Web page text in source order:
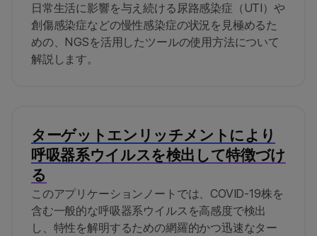
日常生活に影響を与え続ける尿路感染症（UTI）や
創傷感染症などの慢性感染症の状況を見極めるた
めの、NGSを活用したツールの使用方法について
解説します。
ターゲットエンリッチメントにより
呼吸器系ウイルスを検出して特徴づけ
る
このアプリケーションノートでは、COVID-19株を
含む一般的な呼吸器系ウイルスを高感度で検出
し、特性を解明するための網羅的かつ迅速なター